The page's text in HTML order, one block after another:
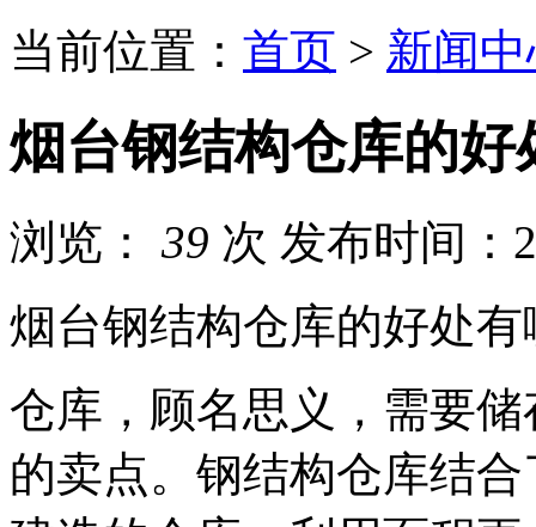
当前位置： 首页 > 新闻
烟台钢结构仓库的好
浏览： 39 次 发布时间：
烟台钢结构仓库的好处有
仓库，顾名思义，需要
的卖点。钢结构仓库结